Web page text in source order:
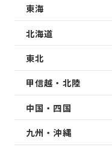
東海
北海道
東北
甲信越・北陸
中国・四国
九州・沖縄